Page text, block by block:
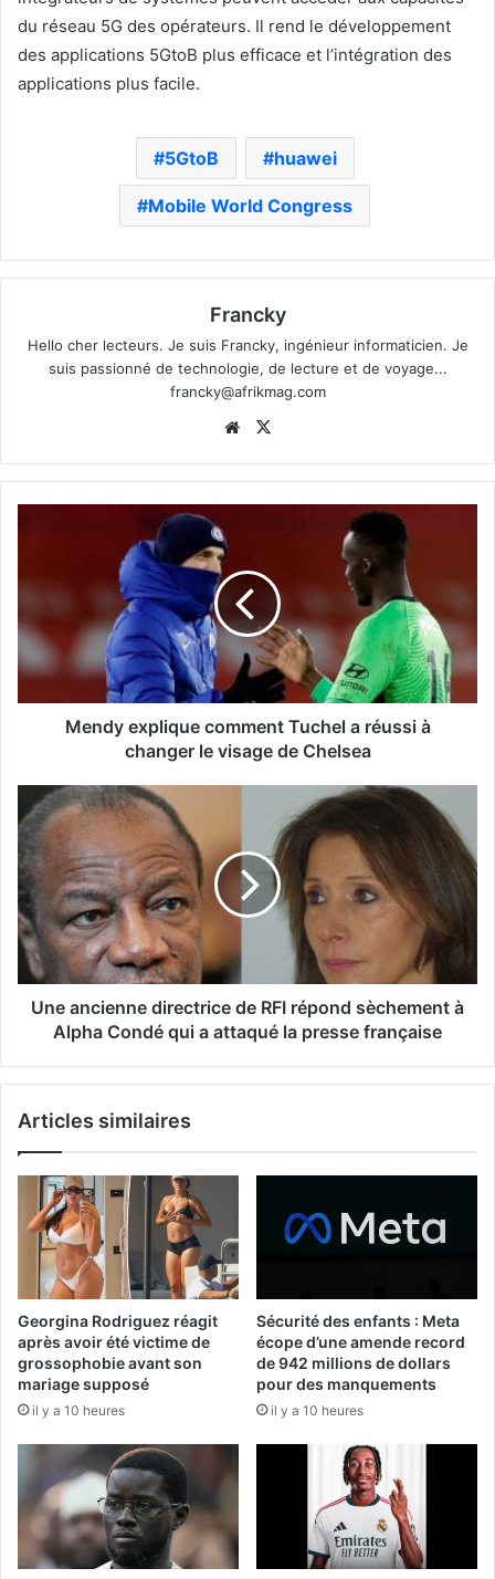
du réseau 5G des opérateurs. Il rend le développement
des applications 5GtoB plus efficace et l’intégration des
applications plus facile.
5GtoB huawei
Mobile World Congress
Francky
Hello cher lecteurs. Je suis Francky, ingénieur informaticien. Je
suis passionné de technologie, de lecture et de voyage...
francky@afrikmag.com
Website
Mendy explique comment Tuchel a réussi à
changer le visage de Chelsea
Une ancienne directrice de RFI répond sèchement à
Alpha Condé qui a attaqué la presse française
Articles similaires
Georgina Rodriguez réagit
après avoir été victime de
grossophobie avant son
mariage supposé
il y a 10 heures
Sécurité des enfants : Meta
écope d’une amende record
de 942 millions de dollars
pour des manquements
il y a 10 heures